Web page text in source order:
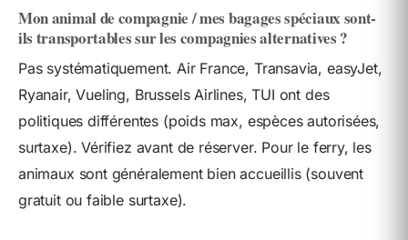
Mon animal de compagnie / mes bagages spéciaux sont-
ils transportables sur les compagnies alternatives ?
Pas systématiquement. Air France, Transavia, easyJet,
Ryanair, Vueling, Brussels Airlines, TUI ont des
politiques différentes (poids max, espèces autorisées,
surtaxe). Vérifiez avant de réserver. Pour le ferry, les
animaux sont généralement bien accueillis (souvent
gratuit ou faible surtaxe).